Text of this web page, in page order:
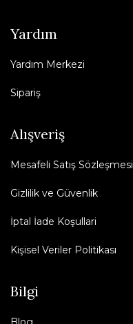
Yardım
Yardım Merkezi
Sipariş
Alışveriş
Mesafeli Satış Sözleşmesi
Gizlilik ve Güvenlik
İptal İade Koşullari
Kişisel Veriler Politikası
Bilgi